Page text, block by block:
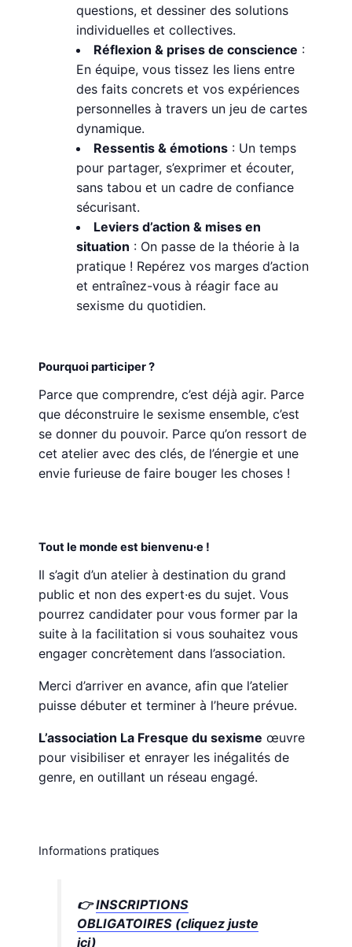
questions, et dessiner des solutions
individuelles et collectives.
Réflexion & prises de conscience :
En équipe, vous tissez les liens entre
des faits concrets et vos expériences
personnelles à travers un jeu de cartes
dynamique.
Ressentis & émotions : Un temps
pour partager, s’exprimer et écouter,
sans tabou et un cadre de confiance
sécurisant.
Leviers d’action & mises en
situation : On passe de la théorie à la
pratique ! Repérez vos marges d’action
et entraînez-vous à réagir face au
sexisme du quotidien.
Pourquoi participer ?
Parce que comprendre, c’est déjà agir. Parce
que déconstruire le sexisme ensemble, c’est
se donner du pouvoir. Parce qu’on ressort de
cet atelier avec des clés, de l’énergie et une
envie furieuse de faire bouger les choses !
Tout le monde est bienvenu·e !
Il s’agit d’un atelier à destination du grand
public et non des expert·es du sujet. Vous
pourrez candidater pour vous former par la
suite à la facilitation si vous souhaitez vous
engager concrètement dans l’association.
Merci d’arriver en avance, afin que l’atelier
puisse débuter et terminer à l’heure prévue.
L’association La Fresque du sexisme œuvre
pour visibiliser et enrayer les inégalités de
genre, en outillant un réseau engagé.
Informations pratiques
👉INSCRIPTIONS
OBLIGATOIRES (cliquez juste
ici)